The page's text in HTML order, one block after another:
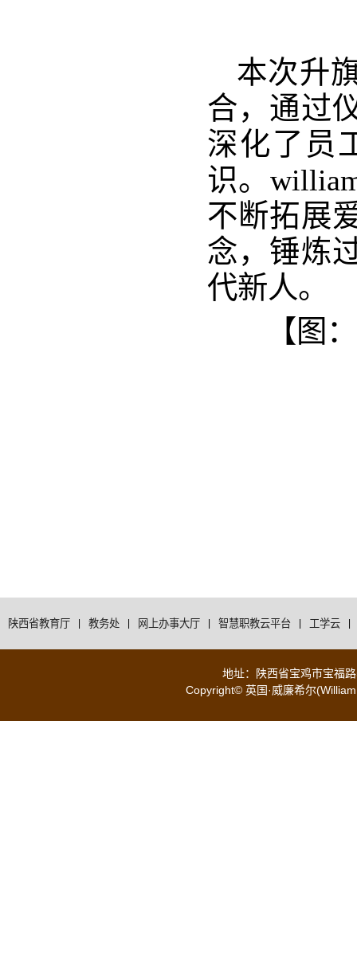
本次升
合，通过
深化了员
识。
不断拓展
念，锤炼
代新人。
【图
陕西省教育厅 教务处 网上办事大厅 智慧职教云平台 工学云
地址：陕西省宝鸡市宝福
Copyright© 英国·威廉希尔